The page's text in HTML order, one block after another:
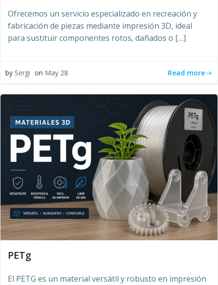
Ofrecemos un servicio especializado en recreación y
fabricación de piezas mediante impresión 3D, ideal
para sustituir componentes rotos, dañados o […]
by Sergi on May 28 Read more
PETg
El PETG es un material versátil y robusto en impresión